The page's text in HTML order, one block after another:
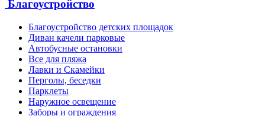
Благоустройство
Благоустройство детских площадок
Диван качели парковые
Автобусные остановки
Все для пляжа
Лавки и Скамейки
Перголы, беседки
Парклеты
Наружное освещение
Заборы и ограждения